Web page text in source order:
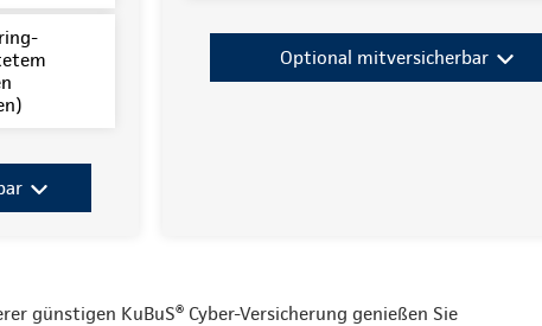
Optional mitversicherbar
günstigen KuBuS® Cyber-Versicherung genießen Sie